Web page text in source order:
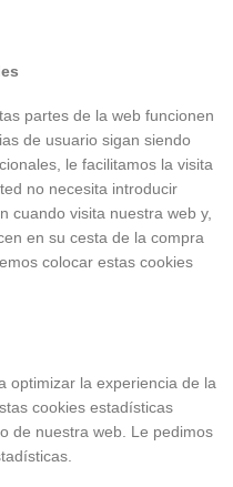
partes de la web funcionen
de usuario sigan siendo
le facilitamos la visita
no necesita introducir
cuando visita nuestra web y,
en su cesta de la compra
colocar estas cookies
optimizar la experiencia de la
cookies estadísticas
de nuestra web. Le pedimos